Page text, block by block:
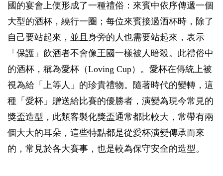
國的宴會上便形成了一種禮俗：來賓中依序傳遞一個
大型的酒杯，繞行一圈；每位來賓接過酒杯時，除了
自己要站起來，並且身旁的人也需要站起來，表示
「保護」飲酒者不會像王國一樣被人暗殺。此禮俗中
的酒杯，稱為愛杯（Loving Cup）。愛杯在傳統上被
視為給「上等人」的珍貴禮物。隨著時代的變轉，這
種「愛杯」贈送給比賽的優勝者，演變為現今常見的
獎盃造型，此類客製化獎盃通常都比較大，常帶有兩
個大大的耳朵，這些特點都是從愛杯演變傳承而來
的，常見於各大賽事，也是較為保守安全的造型。